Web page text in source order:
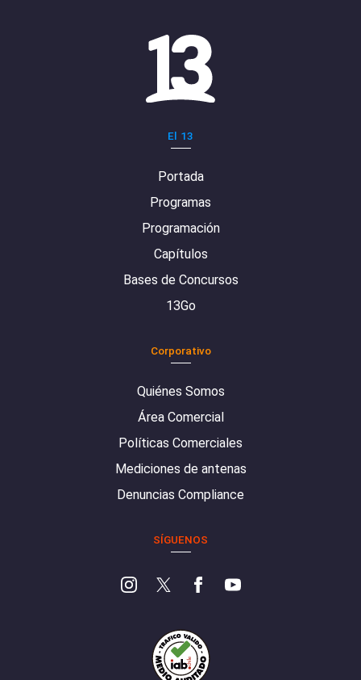
El 13
Portada
Programas
Programación
Capítulos
Bases de Concursos
13Go
Corporativo
Quiénes Somos
Área Comercial
Políticas Comerciales
Mediciones de antenas
Denuncias Compliance
SÍGUENOS